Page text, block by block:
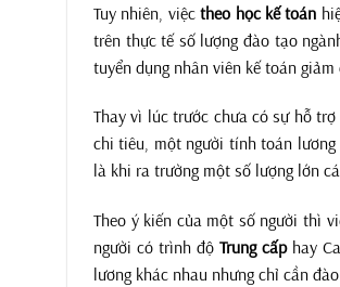
Tuy nhiên, việctheo học kế toán
trên thực tế số lượng đào tạo
tuyển dụng nhân viên kế toán giảm
Thay vì lúc trước chưa có sự hỗ
chi tiêu, một người tính toán
là khi ra trường một số lượng lớn
Theo ý kiến của một số người thì
người có trình độ Trung cấphay
lương khác nhau nhưng chỉ cần